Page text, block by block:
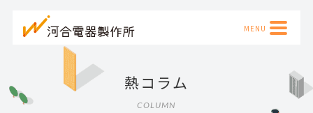
熱コラム
COLUMN